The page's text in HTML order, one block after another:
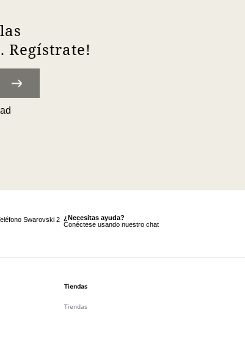
Regístrate!
¿Necesitas ayuda?
Conéctese usando nuestro chat
Tiendas
Tiendas